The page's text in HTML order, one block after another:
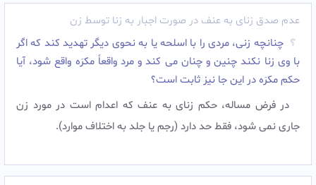
عدم صدق زنای به عنف در صورت اجبار به زنا توسط زن
چنانچه زنى، مردى را با اسلحه یا به نحوى دیگر تهدید کند که اگر
با وى زنا نکند چنین و چنان مى کند و مرد واقعاً مکرَه واقع شود، آیا
حکم مکرَه در این جا نیز ثابت است؟
در فرض مساله، حکم زناى به عنف که اعدام است در مورد زن
جارى نمى شود، فقط حد دارد (رجم یا جلد به اختلاف موارد).‌